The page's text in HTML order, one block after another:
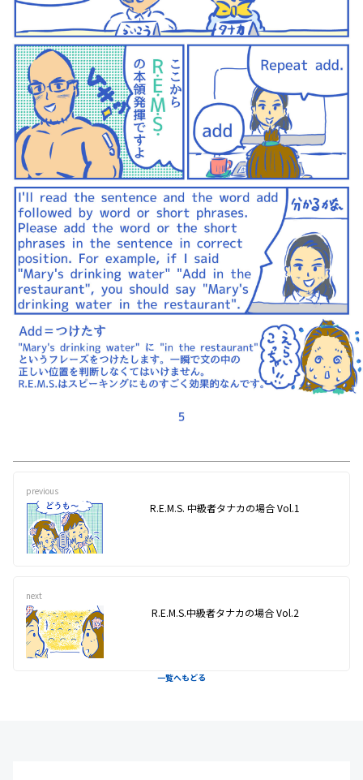
previous
R.E.M.S. 中級者タナカの場合 Vol.1
next
R.E.M.S.中級者タナカの場合 Vol.2
一覧へもどる